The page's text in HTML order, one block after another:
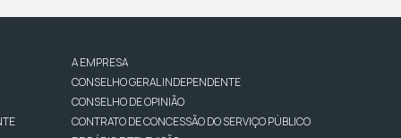
A EMPRESA
CONSELHO GERAL INDEPENDENTE
CONSELHO DE OPINIÃO
CONTRATO DE CONCESSÃO DO SERVIÇO PÚBLICO